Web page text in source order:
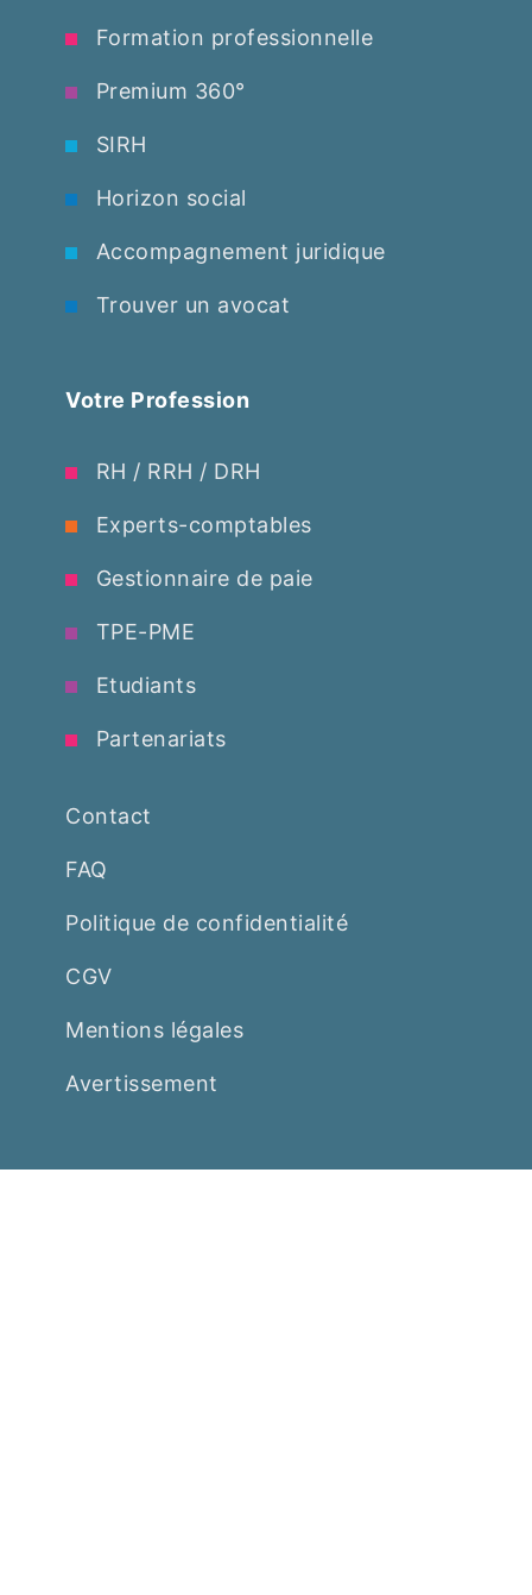
Formation professionnelle
Premium 360°
SIRH
Horizon social
Accompagnement juridique
Trouver un avocat
Votre Profession
RH / RRH / DRH
Experts-comptables
Gestionnaire de paie
TPE-PME
Etudiants
Partenariats
Contact
FAQ
Politique de confidentialité
CGV
Mentions légales
Avertissement